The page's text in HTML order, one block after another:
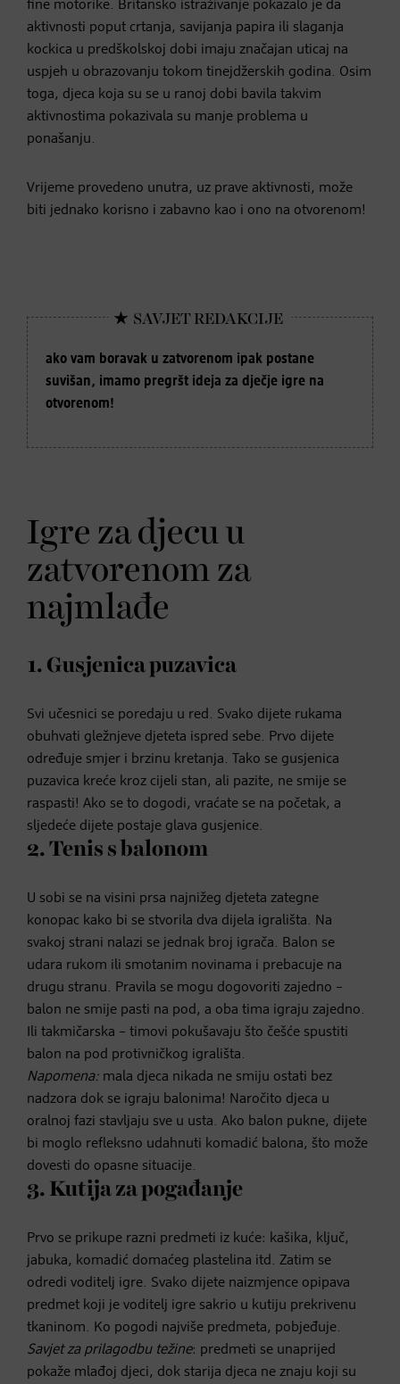
fine motorike. Britansko istraživanje pokazalo je da
aktivnosti poput crtanja, savijanja papira ili slaganja
kockica u predškolskoj dobi imaju značajan uticaj na
uspjeh u obrazovanju tokom tinejdžerskih godina. Osim
toga, djeca koja su se u ranoj dobi bavila takvim
aktivnostima pokazivala su manje problema u
ponašanju.
Vrijeme provedeno unutra, uz prave aktivnosti, može
biti jednako korisno i zabavno kao i ono na otvorenom!
ako vam boravak u zatvorenom ipak postane
suvišan, imamo pregršt ideja za dječje igre na
otvorenom!
Igre za djecu u
zatvorenom za
najmlađe
1. Gusjenica puzavica
Svi učesnici se poredaju u red. Svako dijete rukama
obuhvati gležnjeve djeteta ispred sebe. Prvo dijete
određuje smjer i brzinu kretanja. Tako se gusjenica
puzavica kreće kroz cijeli stan, ali pazite, ne smije se
raspasti! Ako se to dogodi, vraćate se na početak, a
sljedeće dijete postaje glava gusjenice.
2. Tenis s balonom
U sobi se na visini prsa najnižeg djeteta zategne
konopac kako bi se stvorila dva dijela igrališta. Na
svakoj strani nalazi se jednak broj igrača. Balon se
udara rukom ili smotanim novinama i prebacuje na
drugu stranu. Pravila se mogu dogovoriti zajedno –
balon ne smije pasti na pod, a oba tima igraju zajedno.
Ili takmičarska – timovi pokušavaju što češće spustiti
balon na pod protivničkog igrališta.
Napomena: mala djeca nikada ne smiju ostati bez
nadzora dok se igraju balonima! Naročito djeca u
oralnoj fazi stavljaju sve u usta. Ako balon pukne, dijete
bi moglo refleksno udahnuti komadić balona, što može
dovesti do opasne situacije.
3. Kutija za pogađanje
Prvo se prikupe razni predmeti iz kuće: kašika, ključ,
jabuka, komadić domaćeg plastelina itd. Zatim se
odredi voditelj igre. Svako dijete naizmjence opipava
predmet koji je voditelj igre sakrio u kutiju prekrivenu
tkaninom. Ko pogodi najviše predmeta, pobjeđuje.
Savjet za prilagodbu težine: predmeti se unaprijed
pokaže mlađoj djeci, dok starija djeca ne znaju koji su